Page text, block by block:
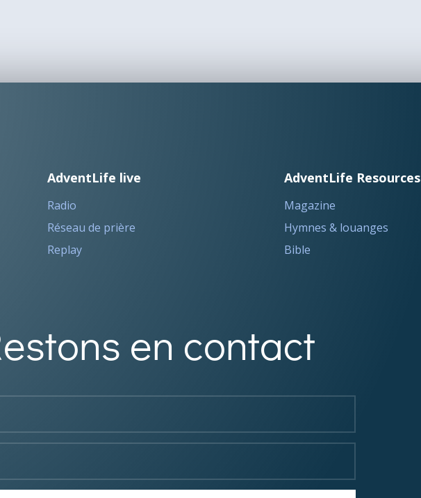
AdventLife live
Radio
Réseau de prière
Replay
AdventLife Resources
Magazine
Hymnes & louanges
Bible
en contact